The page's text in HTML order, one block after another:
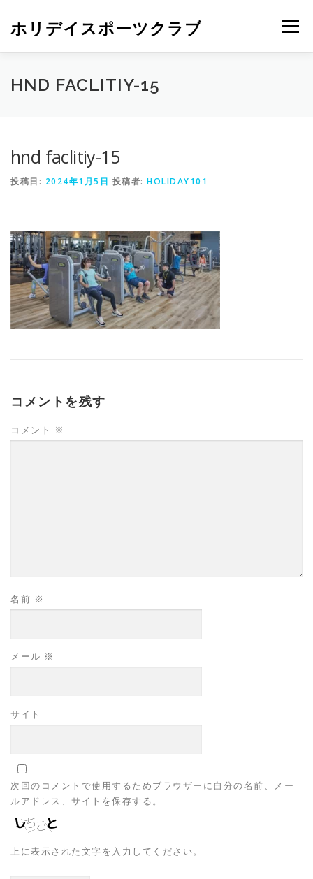
ホリデイスポーツクラブ メニュー
HND FACLITIY-15
hnd faclitiy-15
投稿日: 2024年1月5日 投稿者: HOLIDAY101
コメントを残す
コメント ※
名前 ※
メール ※
サイト
次回のコメントで使用するためブラウザーに自分の名前、メー
ルアドレス、サイトを保存する。
上に表示された文字を入力してください。